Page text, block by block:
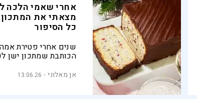
אחרי שאמי הלכה
מצאתי את
כל הסיפור
שנים אחרי פטירת
הכותבת שמתכון ישן
משפחה, מסורת, נתינה
אן מאלוני 13.06.26